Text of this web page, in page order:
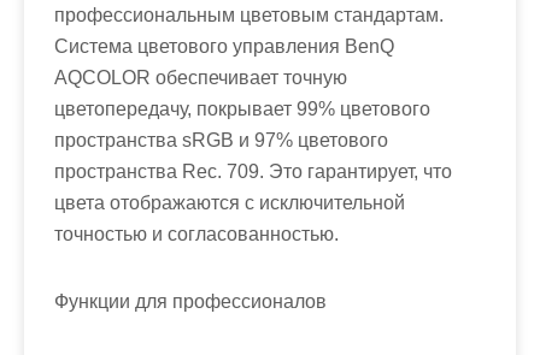
профессиональным цветовым стандартам.
Система цветового управления BenQ
AQCOLOR обеспечивает точную
цветопередачу, покрывает 99% цветового
пространства sRGB и 97% цветового
пространства Rec. 709. Это гарантирует, что
цвета отображаются с исключительной
точностью и согласованностью.
Функции для профессионалов